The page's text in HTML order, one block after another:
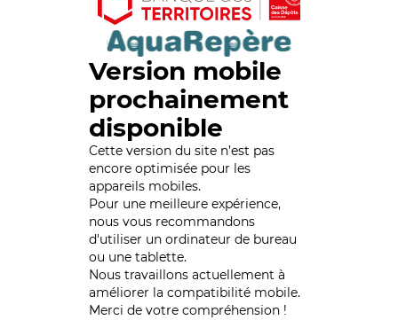
Version mobile
prochainement
disponible
Cette version du site n’est pas
encore optimisée pour les
appareils mobiles.
Pour une meilleure expérience,
nous vous recommandons
d'utiliser un ordinateur de bureau
ou une tablette.
Nous travaillons actuellement à
améliorer la compatibilité mobile.
Merci de votre compréhension !